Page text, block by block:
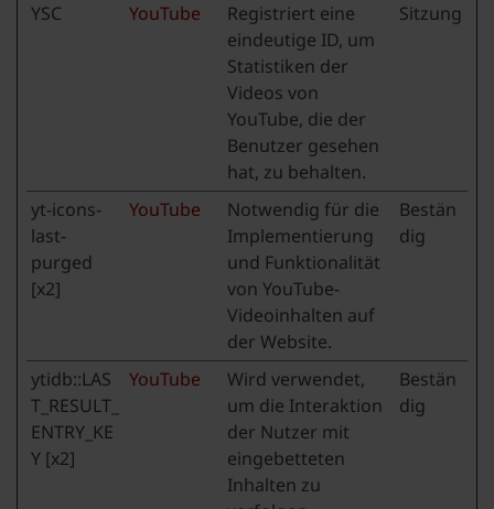
YSC YouTube
Registriert eine
eindeutige ID, um
Statistiken der
Videos von
YouTube, die der
Benutzer gesehen
hat, zu behalten.
Sitzung
yt-icons-
last-
purged
[x2]
YouTube
Notwendig für die
Implementierung
und Funktionalität
von YouTube-
Videoinhalten auf
der Website.
Bestän
dig
ytidb::LAS
T_RESULT_
ENTRY_KE
Y [x2]
YouTube
Wird verwendet,
um die Interaktion
der Nutzer mit
eingebetteten
Inhalten zu
Bestän
dig